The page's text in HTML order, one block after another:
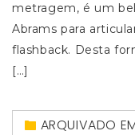
metragem, é um
Abrams para
flashback. Desta
[…]
ARQUIVADO